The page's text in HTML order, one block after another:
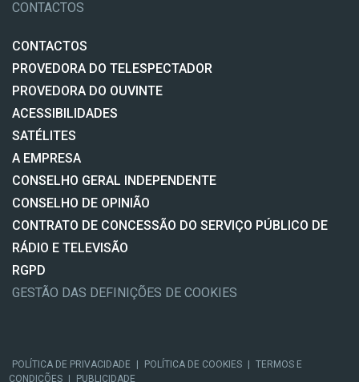
CONTACTOS
CONTACTOS
PROVEDORA DO TELESPECTADOR
PROVEDORA DO OUVINTE
ACESSIBILIDADES
SATÉLITES
A EMPRESA
CONSELHO GERAL INDEPENDENTE
CONSELHO DE OPINIÃO
CONTRATO DE CONCESSÃO DO SERVIÇO PÚBLICO DE
RÁDIO E TELEVISÃO
RGPD
GESTÃO DAS DEFINIÇÕES DE COOKIES
POLÍTICA DE PRIVACIDADE POLÍTICA DE COOKIES
TERMOS E
CONDIÇÕES
PUBLICIDADE